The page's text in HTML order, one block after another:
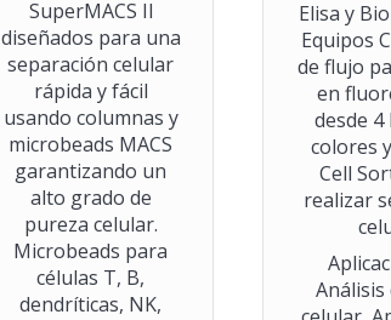
SuperMACS Il
diseñados para una
separación celular
rápida y fácil
usando columnas y
microbeads MACS
garantizando un
alto grado de
pureza celular.
Microbeads para
células T, B,
dendríticas, NK,
Elisa y
Equipos
de flujo
en
desde 4
colores
Cell
realizar
Análisis